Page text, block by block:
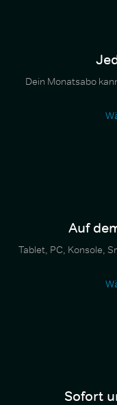
Dein Monatsabo
Auf
Tablet, PC, Konsole,
Sofort